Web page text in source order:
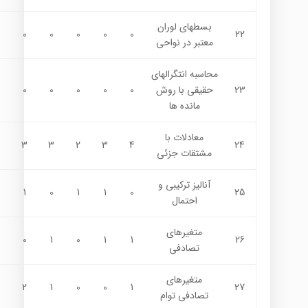
22
بسطهاي لوران
معتبر در نواحي
0
0
0
0
0
23
محاسبه انتگرالهاي
حقيقي با روش
مانده ها
0
0
0
0
0
24
معادلات با
مشتقات جزئي
4
3
2
3
3
25
آناليز تركيبي و
احتمال
0
1
1
0
1
26
متغيرهاي
تصادفي
1
1
0
1
0
27
متغيرهاي
تصادفي توام
1
0
0
1
2